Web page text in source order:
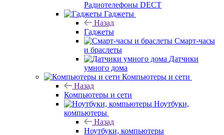
Радиотелефоны DECT
Гаджеты
Назад
Гаджеты
Смарт-часы
и браслеты
Датчики
умного дома
Компьютеры и сети
Назад
Компьютеры и сети
Ноутбуки,
компьютеры
Назад
Ноутбуки, компьютеры